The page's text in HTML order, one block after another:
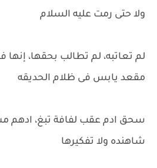
ولا حتى رمت عليه السلام
لم تعاتبه، لم تطالب بحقها، إنها
مقعد يابس فى ظلام الحديقه
سحق ادم عقب لفافة تبغ، ادهم
شاهنده ولا تفكيرها